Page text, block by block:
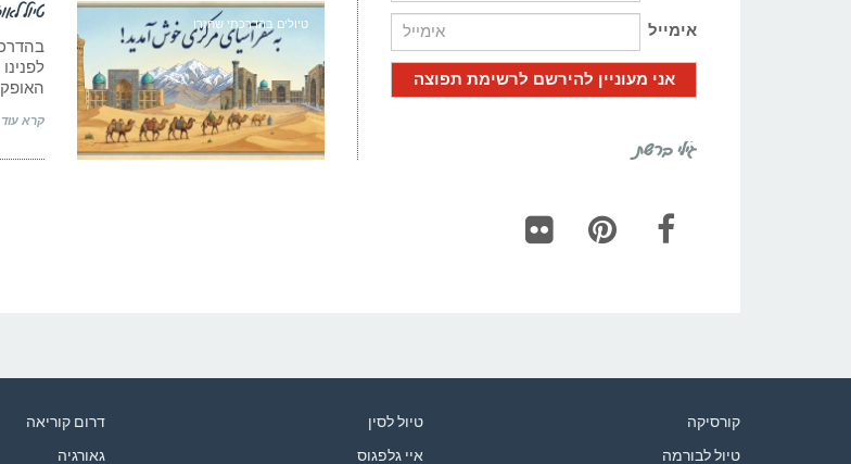
טיולים בהדרכתי שחזרו
טיול
האופק
קרא
אימייל
גילי ברשת
קורסיקה
טיול לבורמה
טיול לסין
איי גלפגוס
דרום קוריאה
גאורגיה